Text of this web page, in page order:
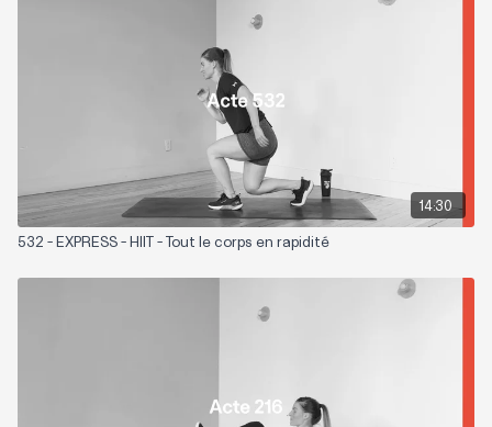
14:30
532 - EXPRESS - HIIT - Tout le corps en rapidité